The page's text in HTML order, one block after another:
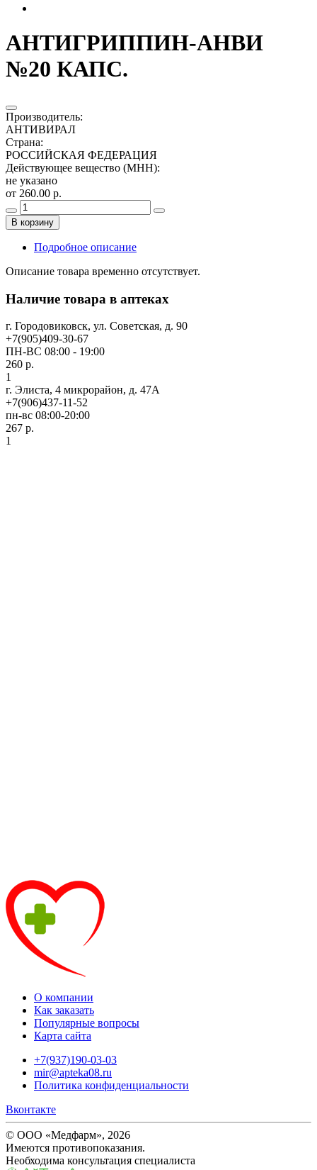
АНТИГРИППИН-АНВИ
№20 КАПС.
Производитель:
АНТИВИРАЛ
Страна:
РОССИЙСКАЯ ФЕДЕРАЦИЯ
Действующее вещество (МНН):
не указано
от 260.00 р.
В корзину
Подробное описание
Описание товара временно отсутствует.
Наличие товара в аптеках
г. Городовиковск, ул. Советская, д. 90
+7(905)409-30-67
ПН-ВС 08:00 - 19:00
260 р.
1
г. Элиста, 4 микрорайон, д. 47А
+7(906)437-11-52
пн-вс 08:00-20:00
267 р.
1
О компании
Как заказать
Популярные вопросы
Карта сайта
+7(937)190-03-03
mir@apteka08.ru
Политика конфиденциальности
Вконтакте
© ООО «Медфарм», 2026
Имеются противопоказания.
Необходима консультация специалиста